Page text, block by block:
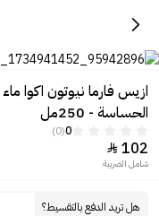
ازيس فارما نيوتون اكوا ماء
الحساسة - 250مل
0
(0)
102

شامل الضريبة
هل تريد الدفع بالتقسيط؟